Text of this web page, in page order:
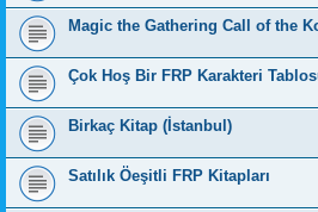
Magic the Gathering Call of the
Çok Hoş Bir FRP Karakteri
Birkaç Kitap (İstanbul)
Satılık Öeşitli FRP Kitapları